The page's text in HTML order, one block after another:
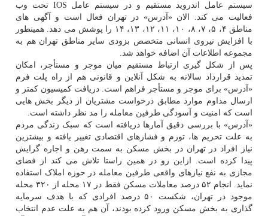
سیستم عامل اندروید مستقیم و در سیستم عامل IOS تحت وب
فعالیت می کند. الان «آدرس» در تهران فعال است و آگهی های
مناطق ۴، ۵، ۷، ۸، ۱۰، ۱۱، ۱۲، ۱۳، ۱۴ را پوشش می دهد. همینطور
با افزایش نیروی انسانی متخصص بزودی سایر مناطق تهران هم به
مجموعه اطلاعات آن اضافه خواهد شد.
پس از شکل گیری ارتباط مستقیم میان موجر و مستأجر، امکان
تمدید قرارداد سالانه به شکل آنلاین و قانونی هم از راه پلت فرم
«آدرس» برای موجر و مستأجر فراهم است. دریافت کمیسیون کمتر و
ارسال مداوم موارد مطابق درخواست مشتریان از دیگر بخش هایی
است که امنیت و آسودگی طرفین معامله را مد نظر داشته است.
«آدرس» با بررسی دقیق آمارها دریافته است که سبک زندگی مردم
به علت تحریم ها، تورم و فشارهای اقتصادی تغییر یافته و بیشترین
نیاز افراد در تهران در بخش مسکن به سمت رهن و اجاره گرایش
پیدا کرده است. ازاین رو در همین راستا تلاش می کند از فضای
مجازی به نفع نیازهای واقعی طرفین معامله در حوزه املاک استفاده
نماید. انجام ۵۲ درصد معاملات مسکن فقط در ۱۷ محله از ۳۲۰ محله
موجود در تهران، شکست ۵۰ درصد افرادی که با هدف سرمایه
گذاری به بخش مسکن ورود کرده بودند، آن هم به علت عدم انتخاب